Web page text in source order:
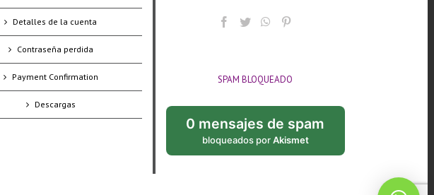
Detalles de la cuenta
Contraseña perdida
Payment Confirmation
Descargas
SPAM BLOQUEADO
0 mensajes de spam
bloqueados porAkismet